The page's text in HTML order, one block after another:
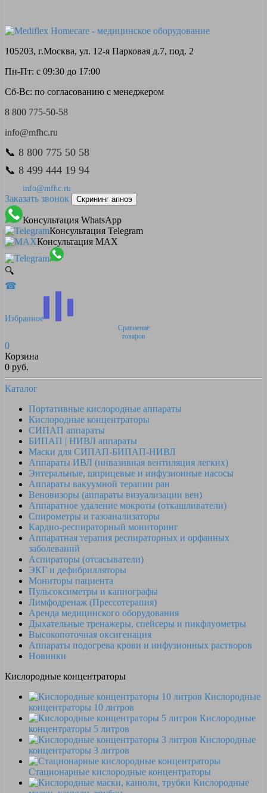
105203, г.Москва, ул. 12-я Парковая д.7, под. 2
Пн-Пт: с 09:30 до 17:00
Сб-Вс: по согласованию с менеджером
8 800 775-50-58
info@mfhc.ru
📞 8 800 775 50 58
📞 8 499 444 19 94
info@mfhc.ru
Заказать звонок Скрининг апноэ
Консультация WhatsApp
Консультация Telegram
Консультация MAX
🔍
☎
Избранное
Сравнение
товаров
0
Корзина
0 руб.
Каталог
Портативные кислородные аппараты
Кислородные концентраторы
СИПАП аппараты
БИПАП | НИВЛ аппараты
Маски для СИПАП-БИПАП-НИВЛ
Аппараты ИВЛ (инвазивная вентиляция легких)
Энтеральные, шприцевые и инфузионные насосы
Аппараты вакуумной терапии ран
Веновизоры (аппараты визуализации вен)
Аппаратное удаление мокроты (откашливатели)
Спирометры и газоанализаторы
Кардио-респираторный мониторинг
Аппаратная терапия респираторных и орфанных
заболеваний
Аспираторы (отсасыватели)
ЭКГ и дефибрилляторы
Мониторы пациента
Пульсоксиметры и капнографы
Лимфодренаж (Прессотерапия)
Аренда медицинского оборудования
Дыхательные тренажеры, спейсеры и пикфлуометры
Высокопоточная оксигенация
Аппараты подогрева крови и инфузионных растворов
Новинки
Кислородные концентраторы
Кислородные
концентраторы 10 литров
Кислородные
концентраторы 5 литров
Кислородные
концентраторы 3 литров
Стационарные кислородные концентраторы
Кислородные